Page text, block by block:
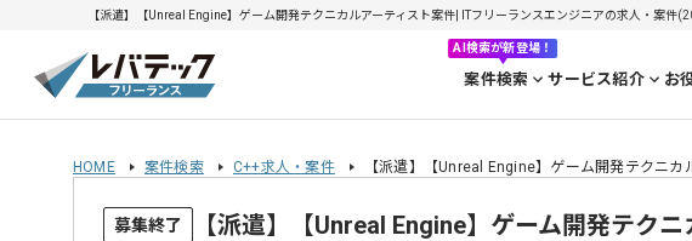
【派遣】【Unreal Engine】ゲーム開発テクニカルアーティスト案件| ITフリーランスエンジニアの求人・案件
AI検索が新登場！
案件検索 サービス紹介 お
HOME 案件検索 C++求人・案件 【派遣】【Unreal Engine】ゲーム開発テクニカ
募集終了 【派遣】【Unreal Engine】ゲーム開発テク